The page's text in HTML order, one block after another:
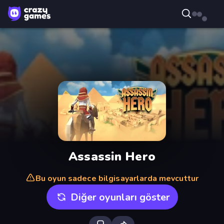
Assassin Hero
Bu oyun sadece bilgisayarlarda mevcuttur
Diğer oyunları göster